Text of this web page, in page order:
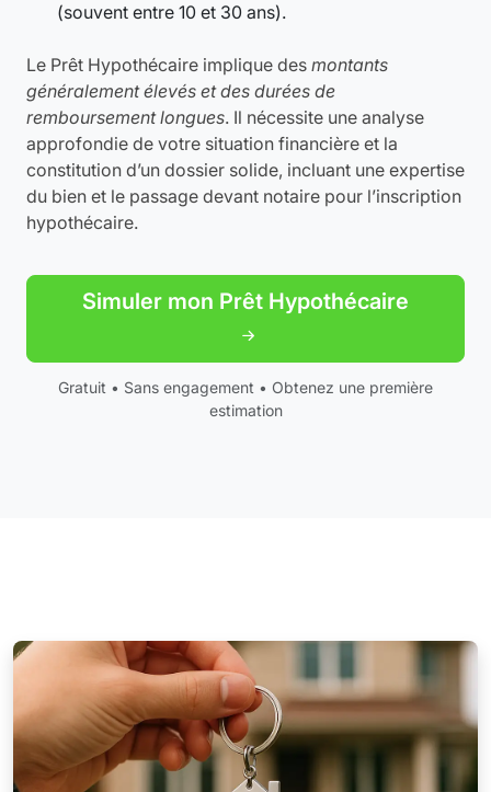
(souvent entre 10 et 30 ans).
Le Prêt Hypothécaire implique des montants
généralement élevés et des durées de
remboursement longues. Il nécessite une analyse
approfondie de votre situation financière et la
constitution d’un dossier solide, incluant une expertise
du bien et le passage devant notaire pour l’inscription
hypothécaire.
Simuler mon Prêt Hypothécaire
Gratuit • Sans engagement • Obtenez une première
estimation